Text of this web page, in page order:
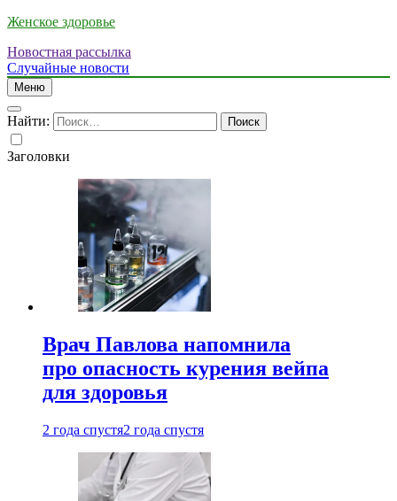
Женское здоровье
Новостная рассылка
Случайные новости
Меню
Найти:
Заголовки
Врач Павлова напомнила
про опасность курения вейпа
для здоровья
2 года спустя2 года спустя